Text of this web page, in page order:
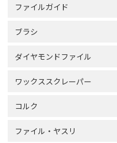
ファイルガイド
ブラシ
ダイヤモンドファイル
ワックススクレーパー
コルク
ファイル・ヤスリ